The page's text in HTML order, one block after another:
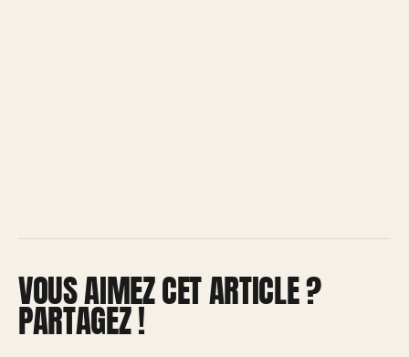
VOUS AIMEZ CET ARTICLE ?
PARTAGEZ !